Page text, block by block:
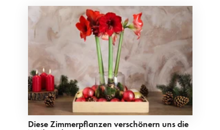
Diese Zimmerpflanzen verschönern uns die